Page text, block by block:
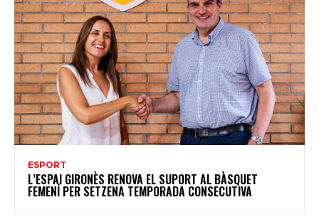
ESPORT
L’ESPAI GIRONÈS RENOVA EL SUPORT AL BÀSQUET
FEMENÍ PER SETZENA TEMPORADA CONSECUTIVA